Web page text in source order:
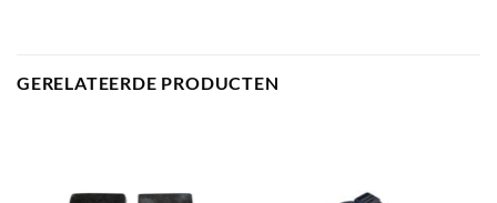
GERELATEERDE PRODUCTEN